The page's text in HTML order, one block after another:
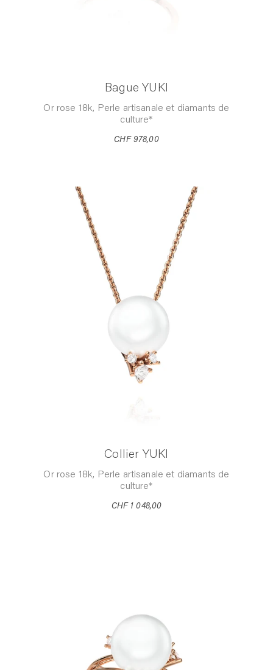
Bague YUKI
Or rose 18k, Perle artisanale et diamants de
culture*
CHF 978,00
Collier YUKI
Or rose 18k, Perle artisanale et diamants de
culture*
CHF 1 048,00